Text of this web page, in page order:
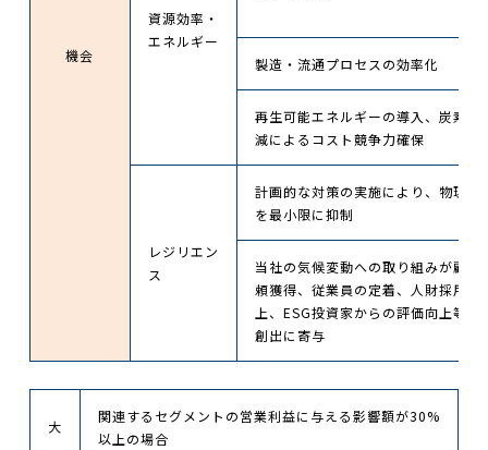
機会
資源効率・
エネルギー
製造・流通プロセスの効率化
再生可能エネルギーの導入、炭素税
減によるコスト競争力確保
レジリエン
ス
計画的な対策の実施により、物理リ
を最小限に抑制
当社の気候変動への取り組みが顧客
頼獲得、従業員の定着、人財採用で
上、ESG投資家からの評価向上等の
創出に寄与
大
関連するセグメントの営業利益に与える影響額が30%
以上の場合